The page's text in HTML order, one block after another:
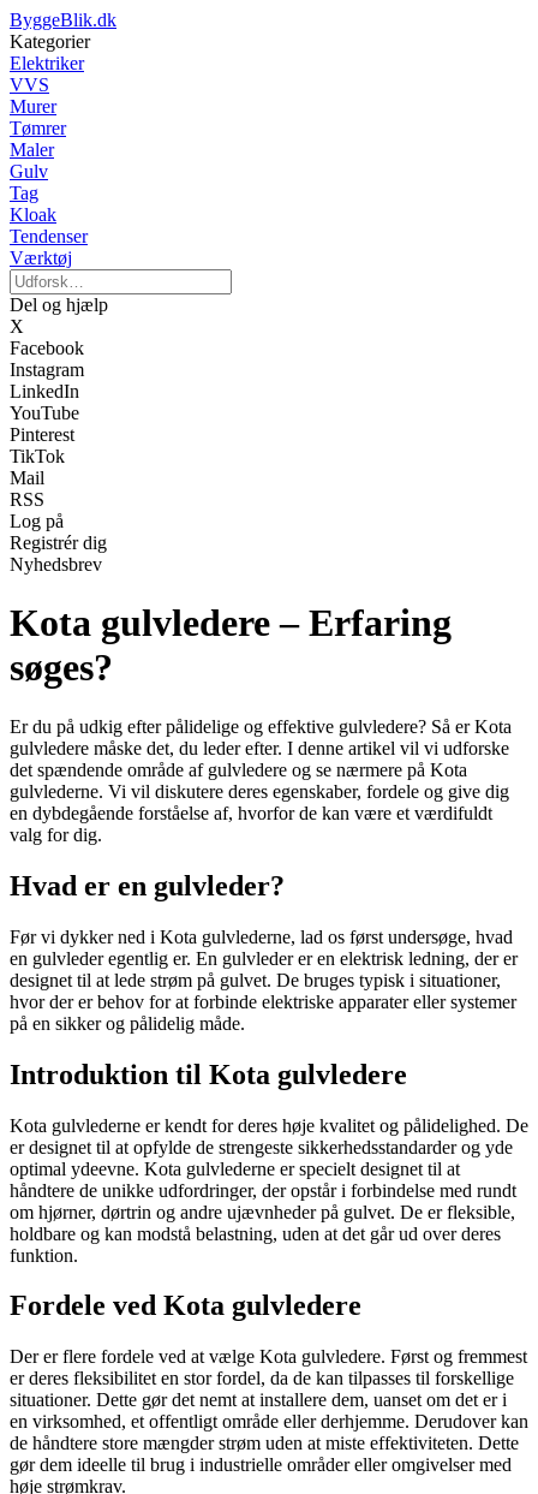
ByggeBlik.dk
Kategorier
Elektriker
VVS
Murer
Tømrer
Maler
Gulv
Tag
Kloak
Tendenser
Værktøj
Del og hjælp
X
Facebook
Instagram
LinkedIn
YouTube
Pinterest
TikTok
Mail
RSS
Log på
Registrér dig
Nyhedsbrev
Kota gulvledere – Erfaring
søges?
Er du på udkig efter pålidelige og effektive gulvledere? Så er Kota
gulvledere måske det, du leder efter. I denne artikel vil vi udforske
det spændende område af gulvledere og se nærmere på Kota
gulvlederne. Vi vil diskutere deres egenskaber, fordele og give dig
en dybdegående forståelse af, hvorfor de kan være et værdifuldt
valg for dig.
Hvad er en gulvleder?
Før vi dykker ned i Kota gulvlederne, lad os først undersøge, hvad
en gulvleder egentlig er. En gulvleder er en elektrisk ledning, der er
designet til at lede strøm på gulvet. De bruges typisk i situationer,
hvor der er behov for at forbinde elektriske apparater eller systemer
på en sikker og pålidelig måde.
Introduktion til Kota gulvledere
Kota gulvlederne er kendt for deres høje kvalitet og pålidelighed. De
er designet til at opfylde de strengeste sikkerhedsstandarder og yde
optimal ydeevne. Kota gulvlederne er specielt designet til at
håndtere de unikke udfordringer, der opstår i forbindelse med rundt
om hjørner, dørtrin og andre ujævnheder på gulvet. De er fleksible,
holdbare og kan modstå belastning, uden at det går ud over deres
funktion.
Fordele ved Kota gulvledere
Der er flere fordele ved at vælge Kota gulvledere. Først og fremmest
er deres fleksibilitet en stor fordel, da de kan tilpasses til forskellige
situationer. Dette gør det nemt at installere dem, uanset om det er i
en virksomhed, et offentligt område eller derhjemme. Derudover kan
de håndtere store mængder strøm uden at miste effektiviteten. Dette
gør dem ideelle til brug i industrielle områder eller omgivelser med
høje strømkrav.